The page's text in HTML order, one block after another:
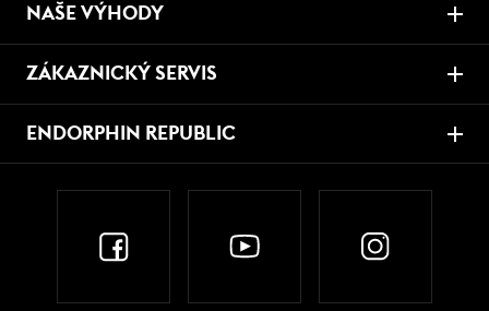
NAŠE VÝHODY
ZÁKAZNICKÝ SERVIS
ENDORPHIN REPUBLIC